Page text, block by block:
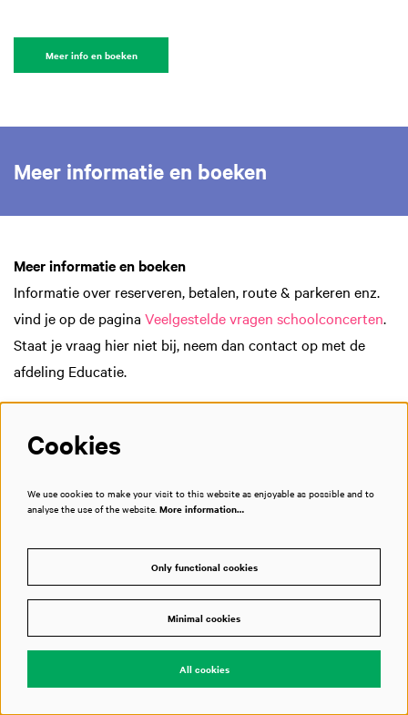
Meer info en boeken
Meer informatie en boeken
Meer informatie en boeken
Informatie over reserveren, betalen, route & parkeren enz.
vind je op de pagina Veelgestelde vragen schoolconcerten.
Staat je vraag hier niet bij, neem dan contact op met de
afdeling Educatie.
Contactpersoon: Temo Gonzalez
T: 020 788 2046
Cookies
We use cookies to make your visit to this website as enjoyable as possible and to
analyse the use of the website. More information…
Only functional cookies
Minimal cookies
All cookies